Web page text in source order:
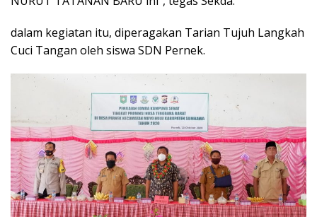
dalam kegiatan itu, diperagakan Tarian Tujuh Langkah
Cuci Tangan oleh siswa SDN Pernek.